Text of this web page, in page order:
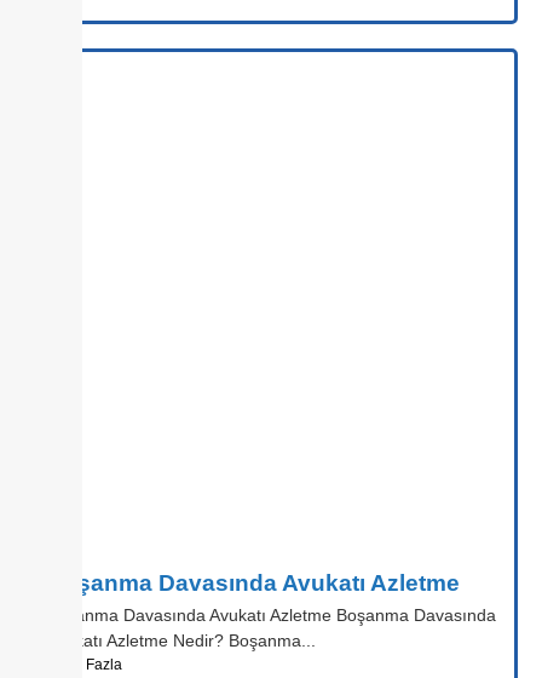
Boşanma Davasında Avukatı Azletme
Boşanma Davasında Avukatı Azletme Boşanma Davasında
Avukatı Azletme Nedir? Boşanma...
Daha Fazla